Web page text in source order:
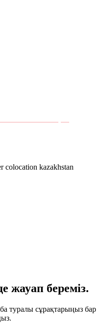
colocation kazakhstan
жауап береміз.
туралы сұрақтарыңыз бар